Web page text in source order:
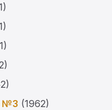
№3 (1962)